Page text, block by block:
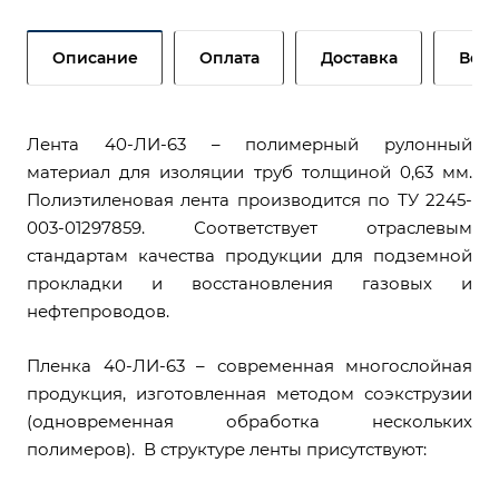
Описание Оплата Доставка
Лента 40-ЛИ-63 – полимерный рулонный
материал для изоляции труб толщиной 0,63 мм.
Полиэтиленовая лента производится по ТУ 2245-
003-01297859. Соответствует отраслевым
стандартам качества продукции для подземной
прокладки и восстановления газовых и
нефтепроводов.
Пленка 40-ЛИ-63 – современная многослойная
продукция, изготовленная методом соэкструзии
(одновременная обработка нескольких
полимеров). В структуре ленты присутствуют: